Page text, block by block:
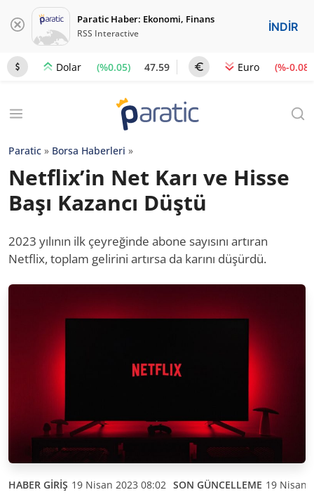
Paratic Haber: Ekonomi, Finans
RSS Interactive İNDİR
Dolar (%0.05) 47.59 Euro (%-0.08)
Paratic » Borsa Haberleri »
Netflix’in Net Karı ve Hisse
Başı Kazancı Düştü
2023 yılının ilk çeyreğinde abone sayısını artıran
Netflix, toplam gelirini artırsa da karını düşürdü.
HABER GİRİŞ 19 Nisan 2023 08:02 SON GÜNCELLEME 19 Nisan